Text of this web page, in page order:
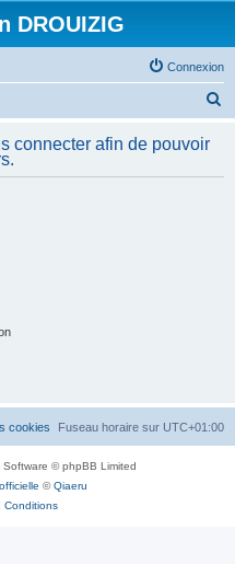
DROUIZIG
Connexion
h
connecter afin de pouvoir
Fuseau horaire sur UTC+01:00
cookies
Software © phpBB Limited
©Qiaeru
Conditions